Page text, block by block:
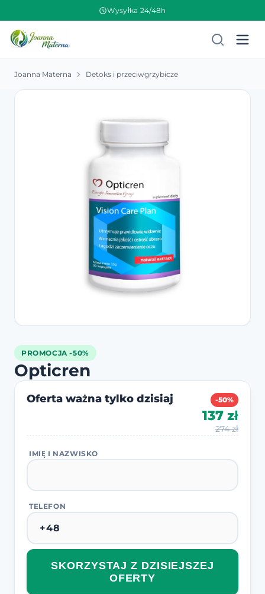
Wysyłka 24/48h
Joanna Materna Detoks i przeciwgrzybicze
PROMOCJA -50%
Opticren
Oferta ważna tylko dzisiaj -50%
137 zł
274 zł
IMIĘ I NAZWISKO
TELEFON
SKORZYSTAJ Z DZISIEJSZEJ
OFERTY